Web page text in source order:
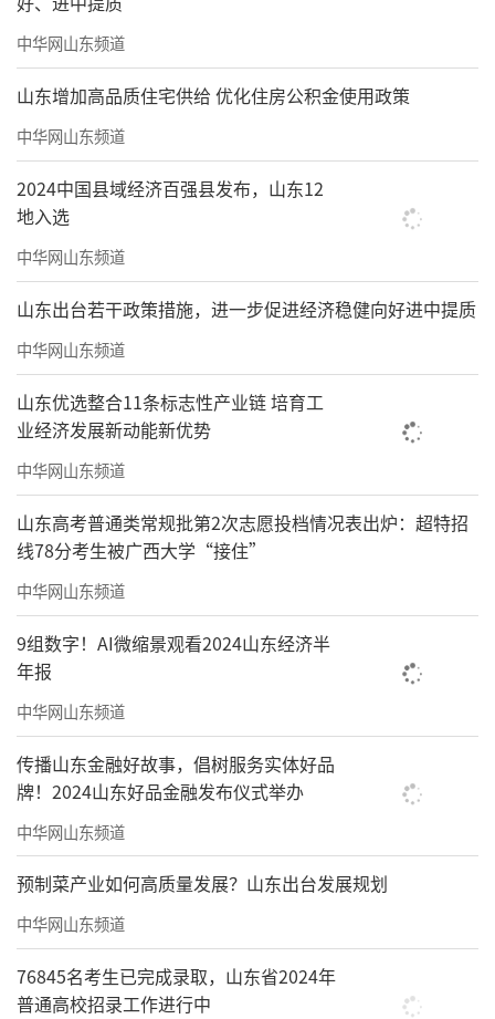
中华网山东频道
山东增加高品质住宅供给 优化住房公积金使用政策
中华网山东频道
2024中国县域经济百强县发布，山东12
地入选
中华网山东频道
山东出台若干政策措施，进一步促进经济稳健向好进中提质
中华网山东频道
山东优选整合11条标志性产业链 培育工
业经济发展新动能新优势
中华网山东频道
山东高考普通类常规批第2次志愿投档情况表出炉：超特招
线78分考生被广西大学“接住”
中华网山东频道
9组数字！AI微缩景观看2024山东经济半
年报
中华网山东频道
传播山东金融好故事，倡树服务实体好品
牌！2024山东好品金融发布仪式举办
中华网山东频道
预制菜产业如何高质量发展？山东出台发展规划
中华网山东频道
76845名考生已完成录取，山东省2024年
普通高校招录工作进行中